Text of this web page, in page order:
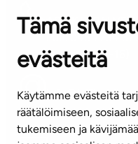
Tämä
evästeitä
Käytämme evästeitä
räätälöimiseen,
tukemiseen ja
Puh. 045 7734
(arkisin klo 8-16)
info@ta.fi